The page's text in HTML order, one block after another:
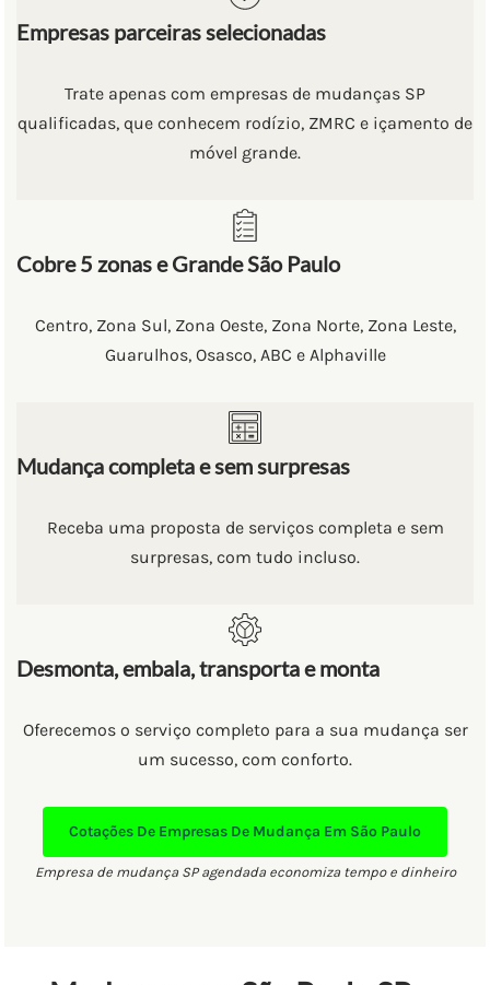
Empresas parceiras selecionadas
Trate apenas com empresas de mudanças SP
qualificadas, que conhecem rodízio, ZMRC e içamento de
móvel grande.
Cobre 5 zonas e Grande São Paulo
Centro, Zona Sul, Zona Oeste, Zona Norte, Zona Leste,
Guarulhos, Osasco, ABC e Alphaville
Mudança completa e sem surpresas
Receba uma proposta de serviços completa e sem
surpresas, com tudo incluso.
Desmonta, embala, transporta e monta
Oferecemos o serviço completo para a sua mudança ser
um sucesso, com conforto.
Cotações De Empresas De Mudança Em São Paulo
Empresa de mudança SP agendada economiza tempo e dinheiro